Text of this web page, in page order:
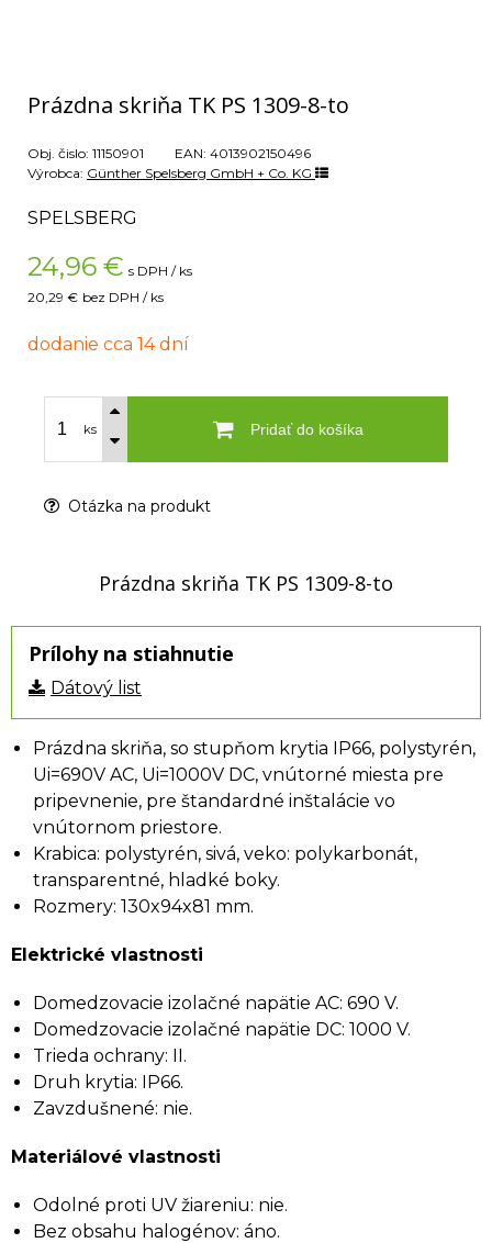
Prázdna skriňa TK PS 1309-8-to
Obj. čislo: 11150901 EAN: 4013902150496
Výrobca: Günther Spelsberg GmbH + Co. KG
SPELSBERG
24,96 € s DPH / ks
20,29 € bez DPH / ks
dodanie cca 14 dní
ks Pridať do košíka
Otázka na produkt
Prázdna skriňa TK PS 1309-8-to
Prílohy na stiahnutie
Dátový list
Prázdna skriňa, so stupňom krytia IP66, polystyrén,
Ui=690V AC, Ui=1000V DC, vnútorné miesta pre
pripevnenie, pre štandardné inštalácie vo
vnútornom priestore.
Krabica: polystyrén, sivá, veko: polykarbonát,
transparentné, hladké boky.
Rozmery: 130x94x81 mm.
Elektrické vlastnosti
Domedzovacie izolačné napätie AC: 690 V.
Domedzovacie izolačné napätie DC: 1000 V.
Trieda ochrany: II.
Druh krytia: IP66.
Zavzdušnené: nie.
Materiálové vlastnosti
Odolné proti UV žiareniu: nie.
Bez obsahu halogénov: áno.